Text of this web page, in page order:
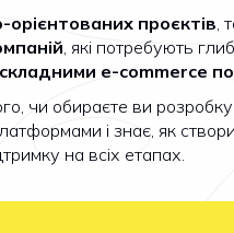
проєктів,
, які потребують
складними e-commerce
чи обираєте ви
і знає, як
на всіх етапах.